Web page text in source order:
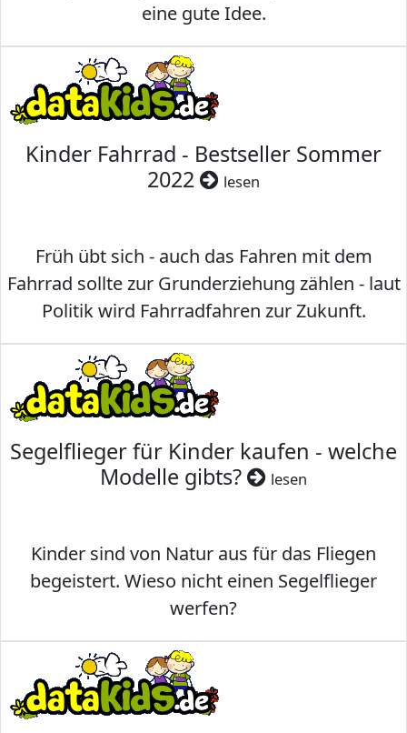
eine gute Idee.
Kinder Fahrrad - Bestseller Sommer
2022
lesen
Früh übt sich - auch das Fahren mit dem
Fahrrad sollte zur Grunderziehung zählen - laut
Politik wird Fahrradfahren zur Zukunft.
Segelflieger für Kinder kaufen - welche
Modelle gibts?
lesen
Kinder sind von Natur aus für das Fliegen
begeistert. Wieso nicht einen Segelflieger
werfen?